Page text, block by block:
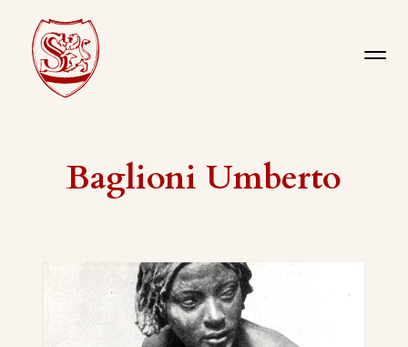
Baglioni Umberto